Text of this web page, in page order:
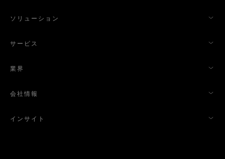
ソリューション
サービス
業界
会社情報
インサイト